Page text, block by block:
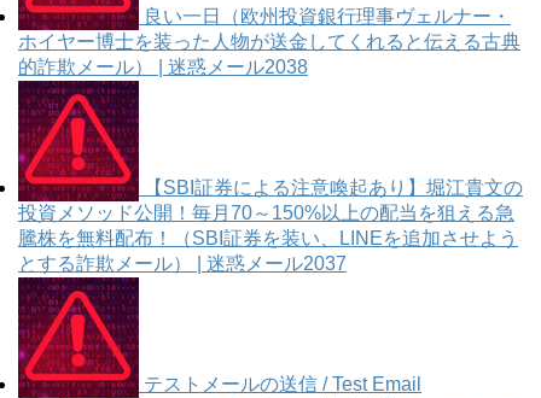
良い一日（欧州投資銀行理事ヴェルナー・
ホイヤー博士を装った人物が送金してくれると伝える古典
的詐欺メール） | 迷惑メール2038
【SBI証券による注意喚起あり】堀江貴文の
投資メソッド公開！毎月70～150%以上の配当を狙える急
騰株を無料配布！（SBI証券を装い、LINEを追加させよう
とする詐欺メール） | 迷惑メール2037
テストメールの送信 / Test Email